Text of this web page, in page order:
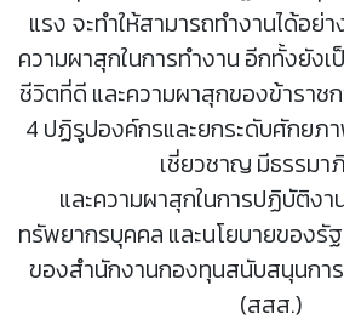
แรง จะทำให้สามารถทำงานได้อย่
ความผาสุกในการทำงาน อีกทั้งยัง
ชีวิตที่ดี และความผาสุกของข้าราช
4 ปฏิรูปองค์กรและยกระดับศักยภ
เชี่ยวชาญ มีธรรมา
และความผาสุกในการปฏิบัติงา
ทรัพยากรบุคคล และนโยบายของรั
ของสำนักงานกองทุนสนับสนุนกา
(สสส.)